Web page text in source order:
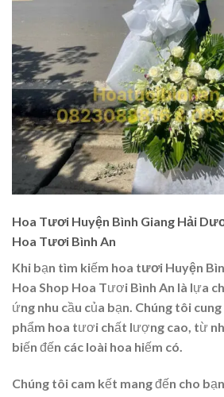
Hoa Tươi Huyện Bình Giang Hải
Hoa Tươi Bình An
Khi bạn tìm kiếm hoa tươi Huyện
Hoa Shop Hoa Tươi Bình An là lựa
ứng nhu cầu của bạn. Chúng tôi
phẩm hoa tươi chất lượng cao, từ
biến đến các loài hoa hiếm có.
Chúng tôi cam kết mang đến cho